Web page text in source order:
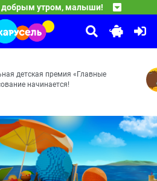
добрым утром, малыши!
программы «Спокойной ночи,
огород — Вот это номер! — Не
детская премия «Главные
начинается!